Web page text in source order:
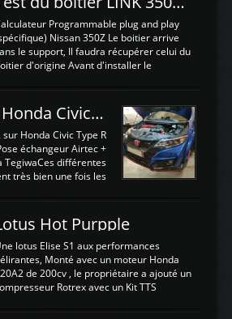
Programmable plug and play
Nissan 350Z Le boitier arrive
le support, Il faudra récupérer celui du
d'origine Avant d'installer le
d'envoyer l'information de la large bande
le boitier. sydney sweeney deepfake
sortie 0-5V de l'afr sera connectée sur
AN Volt 8 et GndAN pour
et Volt car l'information est une
(Pas une résistance variable d'un
temps de brancher le ...
Préparation Honda Civic Type R FK2
Honda Civic Type R
échangeur Airtec +
TegiwaCes différentes
très bien une fois les
du plastique inferieur,
rien la structure ou le
du fond plat. Une
2 est faite sur le
Une alternative
passage sur Hondata
et 400Nn , Une fois
Hot Purpple
lotus Elise S1 aux performances
Monté avec un moteur Honda
de 200cv , le propriétaire a ajouté un
Rotrex avec un Kit TTS